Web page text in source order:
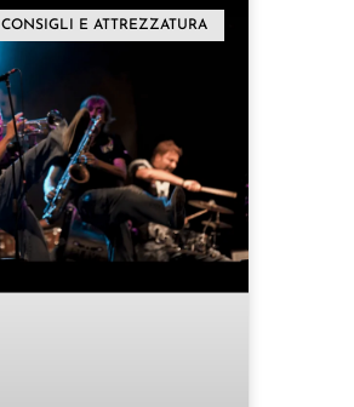
CONSIGLI E ATTREZZATURA